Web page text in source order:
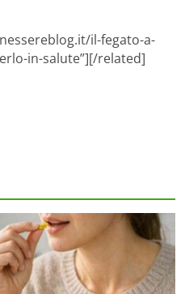
il-fegato-a-
in-salute”][/related]